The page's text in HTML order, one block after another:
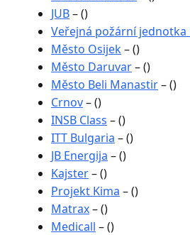
JUB– ()
Veřejná požární jednotka
Město Osijek– ()
Město Daruvar– ()
Město Beli Manastir– ()
Crnov– ()
INSB Class – ()
ITT Bulgaria – ()
JB Energija – ()
Kajster– ()
Projekt Kima – ()
Matrax– ()
Medicall – ()